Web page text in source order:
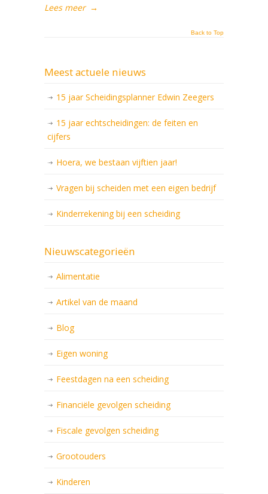
Lees meer →
Back to Top
Meest actuele nieuws
15 jaar Scheidingsplanner Edwin Zeegers
15 jaar echtscheidingen: de feiten en
cijfers
Hoera, we bestaan vijftien jaar!
Vragen bij scheiden met een eigen bedrijf
Kinderrekening bij een scheiding
Nieuwscategorieën
Alimentatie
Artikel van de maand
Blog
Eigen woning
Feestdagen na een scheiding
Financiële gevolgen scheiding
Fiscale gevolgen scheiding
Grootouders
Kinderen